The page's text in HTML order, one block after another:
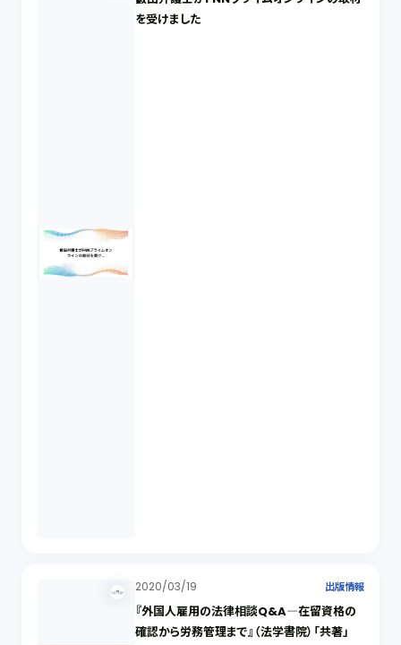
を受けました
2020/03/19 出版情報
『外国人雇用の法律相談Q&A―在留資格の
確認から労務管理まで』（法学書院）「共著」